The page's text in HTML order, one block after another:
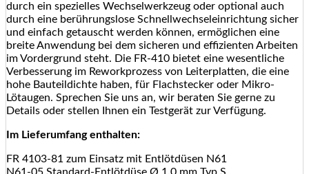
durch ein spezielles Wechselwerkzeug oder optional auch
durch eine berührungslose Schnellwechseleinrichtung sicher
und einfach getauscht werden können, ermöglichen eine
breite Anwendung bei dem sicheren und effizienten Arbeiten
im Vordergrund steht. Die FR-410 bietet eine wesentliche
Verbesserung im Reworkprozess von Leiterplatten, die eine
hohe Bauteildichte haben, für Flachstecker oder Mikro-
Lötaugen. Sprechen Sie uns an, wir beraten Sie gerne zu
Details oder stellen Ihnen ein Testgerät zur Verfügung.
Im Lieferumfang enthalten:
FR 4103-81 zum Einsatz mit Entlötdüsen N61